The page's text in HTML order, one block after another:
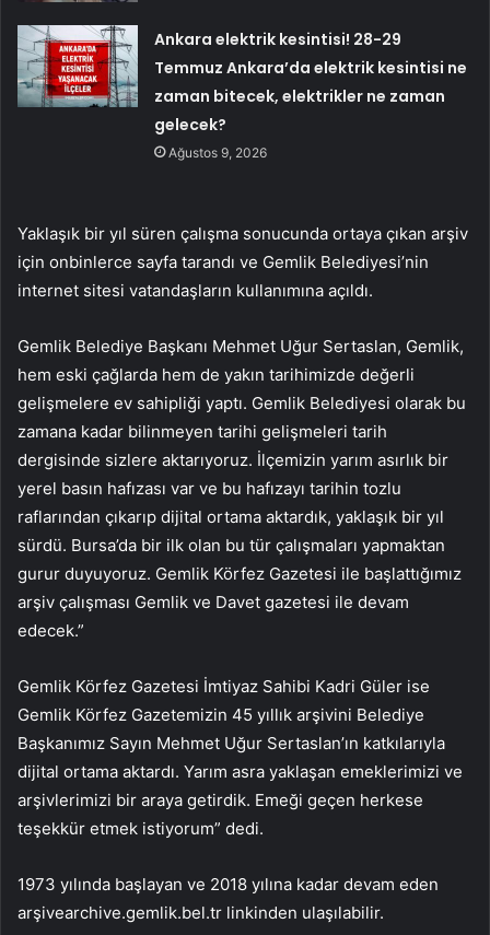
Ankara elektrik kesintisi! 28-29
Temmuz Ankara’da elektrik kesintisi ne
zaman bitecek, elektrikler ne zaman
gelecek?
Ağustos 9, 2026
Yaklaşık bir yıl süren çalışma sonucunda ortaya çıkan arşiv
için onbinlerce sayfa tarandı ve Gemlik Belediyesi’nin
internet sitesi vatandaşların kullanımına açıldı.
Gemlik Belediye Başkanı Mehmet Uğur Sertaslan, Gemlik,
hem eski çağlarda hem de yakın tarihimizde değerli
gelişmelere ev sahipliği yaptı. Gemlik Belediyesi olarak bu
zamana kadar bilinmeyen tarihi gelişmeleri tarih
dergisinde sizlere aktarıyoruz. İlçemizin yarım asırlık bir
yerel basın hafızası var ve bu hafızayı tarihin tozlu
raflarından çıkarıp dijital ortama aktardık, yaklaşık bir yıl
sürdü. Bursa’da bir ilk olan bu tür çalışmaları yapmaktan
gurur duyuyoruz. Gemlik Körfez Gazetesi ile başlattığımız
arşiv çalışması Gemlik ve Davet gazetesi ile devam
edecek.”
Gemlik Körfez Gazetesi İmtiyaz Sahibi Kadri Güler ise
Gemlik Körfez Gazetemizin 45 yıllık arşivini Belediye
Başkanımız Sayın Mehmet Uğur Sertaslan’ın katkılarıyla
dijital ortama aktardı. Yarım asra yaklaşan emeklerimizi ve
arşivlerimizi bir araya getirdik. Emeği geçen herkese
teşekkür etmek istiyorum” dedi.
1973 yılında başlayan ve 2018 yılına kadar devam eden
arşivearchive.gemlik.bel.tr linkinden ulaşılabilir.